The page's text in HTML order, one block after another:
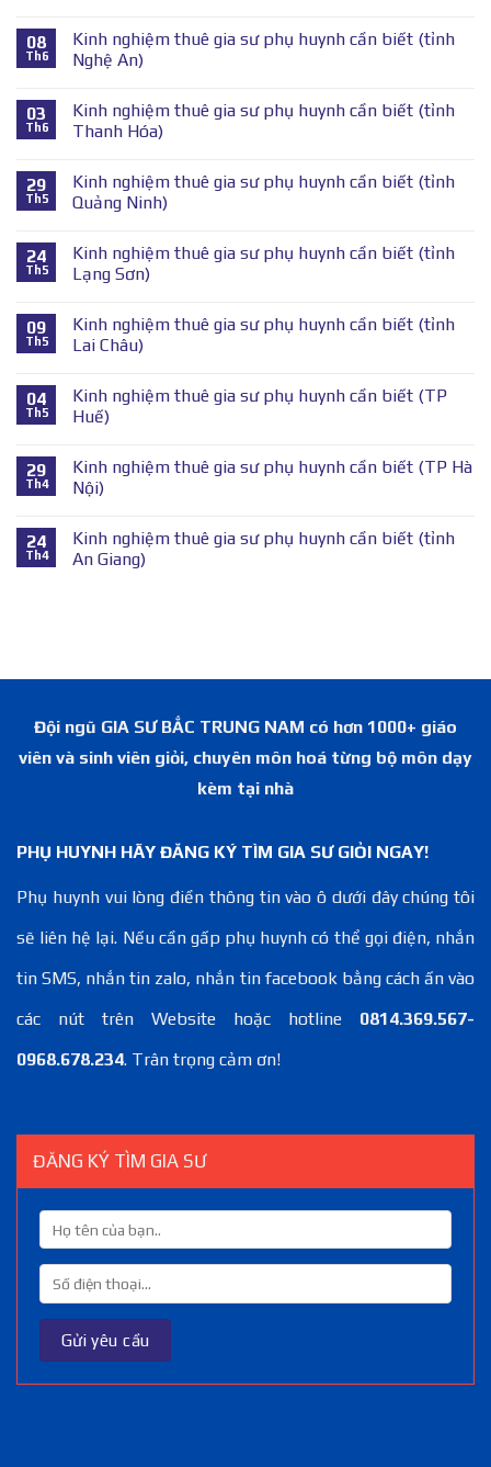
08
Th6
Kinh nghiệm thuê gia sư phụ huynh cần biết (tỉnh
Nghệ An)
03
Th6
Kinh nghiệm thuê gia sư phụ huynh cần biết (tỉnh
Thanh Hóa)
29
Th5
Kinh nghiệm thuê gia sư phụ huynh cần biết (tỉnh
Quảng Ninh)
24
Th5
Kinh nghiệm thuê gia sư phụ huynh cần biết (tỉnh
Lạng Sơn)
09
Th5
Kinh nghiệm thuê gia sư phụ huynh cần biết (tỉnh
Lai Châu)
04
Th5
Kinh nghiệm thuê gia sư phụ huynh cần biết (TP
Huế)
29
Th4
Kinh nghiệm thuê gia sư phụ huynh cần biết (TP Hà
Nội)
24
Th4
Kinh nghiệm thuê gia sư phụ huynh cần biết (tỉnh
An Giang)
Đội ngũ GIA SƯ BẮC TRUNG NAM có hơn 1000+ giáo
viên và sinh viên giỏi, chuyên môn hoá từng bộ môn dạy
kèm tại nhà
PHỤ HUYNH HÃY ĐĂNG KÝ TÌM GIA SƯ GIỎI NGAY!
Phụ huynh vui lòng điền thông tin vào ô dưới đây chúng tôi
sẽ liên hệ lại. Nếu cần gấp phụ huynh có thể gọi điện, nhắn
tin SMS, nhắn tin zalo, nhắn tin facebook bằng cách ấn vào
các nút trên Website hoặc hotline 0814.369.567-
0968.678.234. Trân trọng cảm ơn!
ĐĂNG KÝ TÌM GIA SƯ